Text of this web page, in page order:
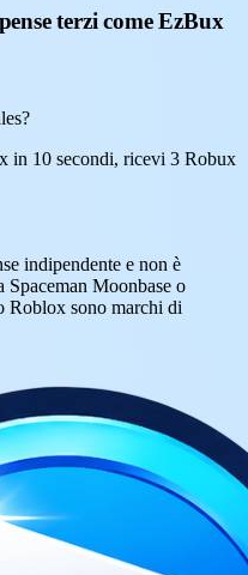
terzi come EzBux
in 10 secondi, ricevi 3 Robux
indipendente e non è
Spaceman Moonbase o
sono marchi di